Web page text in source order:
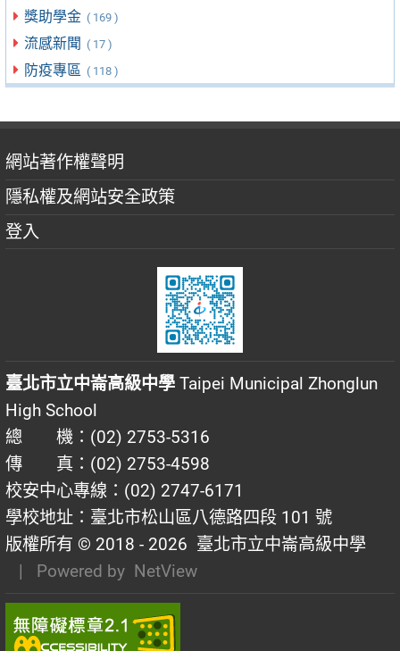
獎助學金 ( 169 )
流感新聞 ( 17 )
防疫專區 ( 118 )
網站著作權聲明
隱私權及網站安全政策
登入
臺北市立中崙高級中學 Taipei Municipal Zhonglun
High School
總 機：(02) 2753-5316
傳 真：(02) 2753-4598
校安中心專線：(02) 2747-6171
學校地址：臺北市松山區八德路四段 101 號
版權所有 © 2018 - 2026 臺北市立中崙高級中學
| Powered by NetView